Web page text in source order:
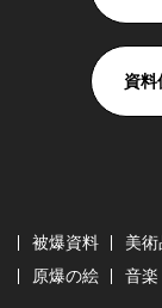
資料
被爆資料 美術
原爆の絵
音